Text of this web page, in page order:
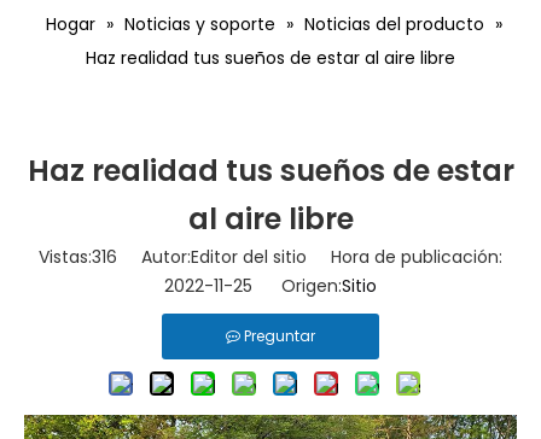
Hogar » Noticias y soporte » Noticias del producto »
Haz realidad tus sueños de estar al aire libre
Haz realidad tus sueños de estar
al aire libre
Vistas:316 Autor:Editor del sitio Hora de publicación:
2022-11-25 Origen:Sitio
Preguntar